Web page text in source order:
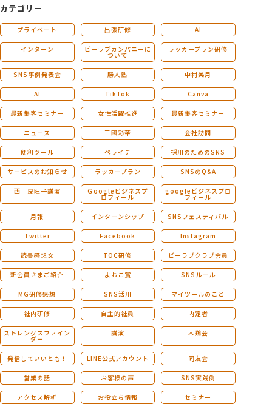
カテゴリー
プライベート 出張研修 AI
インターン ビーラブカンパニーに
ついて
ラッカープラン研修
SNS事例発表会 勝人塾 中村美月
AI TikTok Canva
最新集客セミナー 女性活躍推進 最新集客セミナー
ニュース 三國彩華 会社訪問
便利ツール ペライチ 採用のためのSNS
サービスのお知らせ ラッカープラン SNSのQ&A
西 良旺子講演 Ｇoogleビジネスプ
ロフィール
googleビジネスプロ
フィール
月報 インターンシップ SNSフェスティバル
Twitter Facebook Instagram
読書感想文 TOC研修 ビーラブクラブ会員
新会員さまご紹介 よおこ賞 SNSルール
MG研修感想 SNS活用 マイツールのこと
社内研修 自主的社員 内定者
ストレングスファイン
ダー
講演 木鶏会
発信していいとも！ LINE公式アカウント 同友会
営業の話 お客様の声 SNS実践例
アクセス解析 お役立ち情報 セミナー